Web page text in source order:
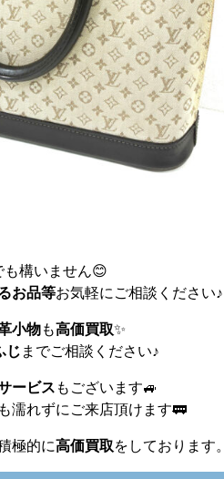
も構いません😊
お品等お気軽にご相談ください♪
小物も高価買取✨
じ までご相談ください♪
ービス もございます🚙
濡れずにご来店頂けます🚃
極的に高価買取をしております。